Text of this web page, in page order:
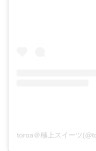
toroa＠極上スイーツ